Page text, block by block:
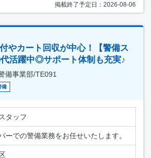
掲載終了予定日：2026-08-06
やカート回収が中心！【警備ス
活躍中◎サポート体制も充実♪
備事業部/TE091
備
タッフ
ーでの警備業務をお任せいたします。